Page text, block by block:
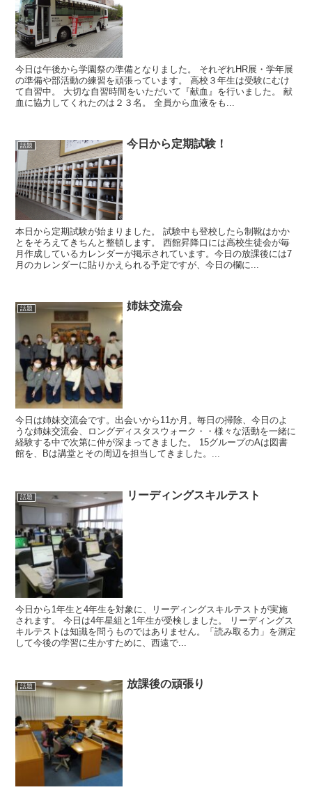
今日は午後から学園祭の準備となりました。 それぞれHR展・学年展
の準備や部活動の練習を頑張っています。 高校３年生は受験にむけ
て自習中。 大切な自習時間をいただいて『献血』を行いました。 献
血に協力してくれたのは２３名。 全員から血液をも...
話題 今日から定期試験！
本日から定期試験が始まりました。 試験中も登校したら制靴はかか
とをそろえてきちんと整頓します。 西館昇降口には高校生徒会が毎
月作成しているカレンダーが掲示されています。今日の放課後には7
月のカレンダーに貼りかえられる予定ですが、今日の欄に...
話題 姉妹交流会
今日は姉妹交流会です。出会いから11か月。毎日の掃除、今日のよ
うな姉妹交流会、ロングディスタスウォーク・・様々な活動を一緒に
経験する中で次第に仲が深まってきました。 15グループのAは図書
館を、Bは講堂とその周辺を担当してきました。...
話題 リーディングスキルテスト
今日から1年生と4年生を対象に、リーディングスキルテストが実施
されます。 今日は4年星組と1年生が受検しました。 リーディングス
キルテストは知識を問うものではありません。「読み取る力」を測定
して今後の学習に生かすために、西遠で...
話題 放課後の頑張り